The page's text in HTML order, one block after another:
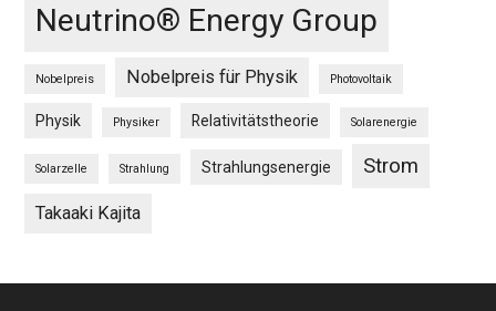
Neutrino® Energy Group
Nobelpreis Nobelpreis für Physik Photovoltaik
Physik Physiker Relativitätstheorie Solarenergie
Solarzelle Strahlung Strahlungsenergie Strom
Takaaki Kajita